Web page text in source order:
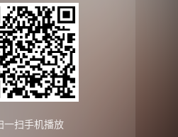
拉什·费加 / 拉里·霍尔登
一扫手机播放